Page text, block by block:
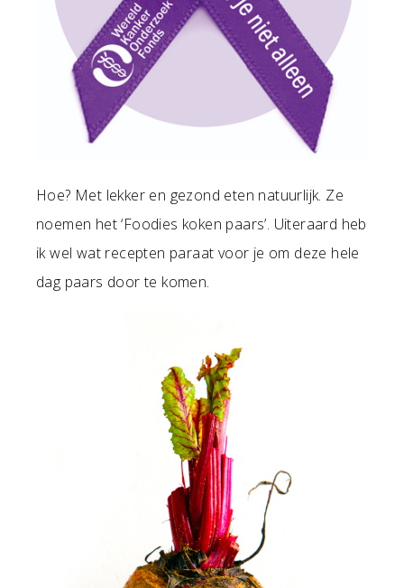
Hoe? Met lekker en gezond eten natuurlijk. Ze
noemen het ‘Foodies koken paars’. Uiteraard heb
ik wel wat recepten paraat voor je om deze hele
dag paars door te komen.